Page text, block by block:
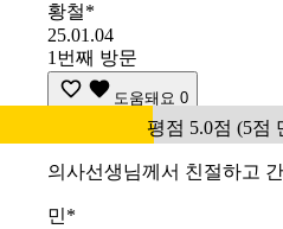
황철*
25.01.04
1번째 방문
도움돼요 0
평점 5.0점 (5점
의사선생님께서 친절하고
민*